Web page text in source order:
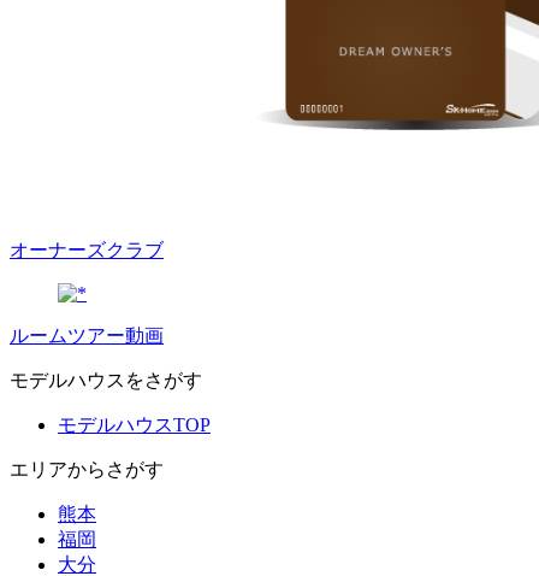
オーナーズクラブ
ルームツアー動画
モデルハウスをさがす
モデルハウスTOP
エリアからさがす
熊本
福岡
大分